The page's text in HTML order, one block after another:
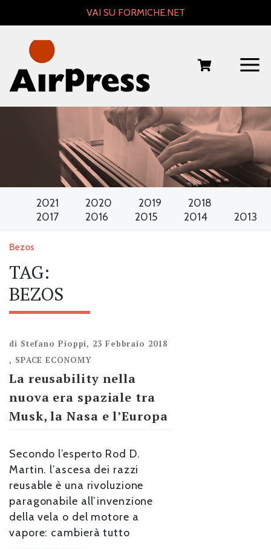
VAI SU FORMICHE.NET
2021 2020 2019
2018
2017
2016 2015 2014 2013
Bezos
TAG:
BEZOS
di Stefano Pioppi, 23 Febbraio 2018
, SPACE ECONOMY
La reusability nella
nuova era spaziale tra
Musk, la Nasa e l’Europa
Secondo l’esperto Rod D.
Martin. l’ascesa dei razzi
reusable è una rivoluzione
paragonabile all’invenzione
della vela o del motore a
vapore: cambierà tutto